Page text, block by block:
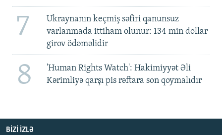
7
Ukraynanın keçmiş səfiri qanunsuz
varlanmada ittiham olunur: 134 min dollar
girov ödəməlidir
8
'Human Rights Watch': Hakimiyyət Əli
Kərimliyə qarşı pis rəftara son qoymalıdır
BIZI IZLƏ